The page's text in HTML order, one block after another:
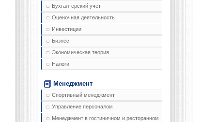
Бухгалтерский учет
Оценочная деятельность
Инвестиции
Бизнес
Экономическая теория
Налоги
Менеджмент
Спортивный менеджмент
Управление персоналом
Менеджмент в гостиничном и ресторанном